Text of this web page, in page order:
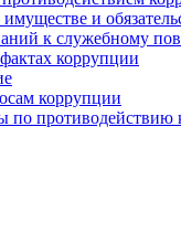
и
к служебному
коррупции
коррупции
по